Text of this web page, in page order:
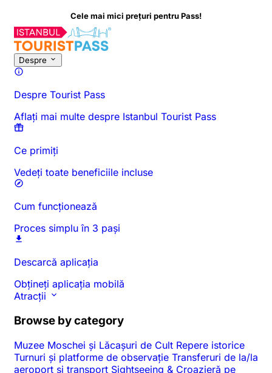
mai mici prețuri pentru Pass!
Despre
Despre Tourist Pass
Aflați mai multe despre Istanbul Tourist Pass
Ce primiți
Vedeți toate beneficiile incluse
Cum funcționează
Proces simplu în 3 pași
Descarcă aplicația
Obțineți aplicația mobilă
Atracții
Browse by category
Muzee Moschei și Lăcașuri de Cult Repere istorice
Turnuri și platforme de observație Transferuri de la/la
aeroport și transport Sightseeing & Croazieră pe
Despre această activitate Prezentare generală